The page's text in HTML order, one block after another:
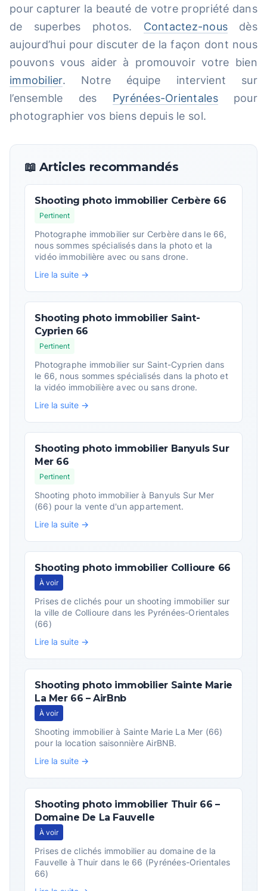
pour capturer la beauté de votre propriété dans
de superbes photos. Contactez-nous dès
aujourd’hui pour discuter de la façon dont nous
pouvons vous aider à promouvoir votre bien
immobilier. Notre équipe intervient sur
l’ensemble des Pyrénées-Orientalespour
photographier vos biens depuis le sol.
📖 Articles recommandés
Shooting photo immobilier Cerbère 66
Pertinent
Photographe immobilier sur Cerbère dans le 66,
nous sommes spécialisés dans la photo et la
vidéo immobilière avec ou sans drone.
Lire la suite →
Shooting photo immobilier Saint-
Cyprien 66
Pertinent
Photographe immobilier sur Saint-Cyprien dans
le 66, nous sommes spécialisés dans la photo et
la vidéo immobilière avec ou sans drone.
Lire la suite →
Shooting photo immobilier Banyuls Sur
Mer 66
Pertinent
Shooting photo immobilier à Banyuls Sur Mer
(66) pour la vente d'un appartement.
Lire la suite →
Shooting photo immobilier Collioure 66
À voir
Prises de clichés pour un shooting immobilier sur
la ville de Collioure dans les Pyrénées-Orientales
(66)
Lire la suite →
Shooting photo immobilier Sainte Marie
La Mer 66 – AirBnb
À voir
Shooting immobilier à Sainte Marie La Mer (66)
pour la location saisonnière AirBNB.
Lire la suite →
Shooting photo immobilier Thuir 66 –
Domaine De La Fauvelle
À voir
Prises de clichés immobilier au domaine de la
Fauvelle à Thuir dans le 66 (Pyrénées-Orientales
66)